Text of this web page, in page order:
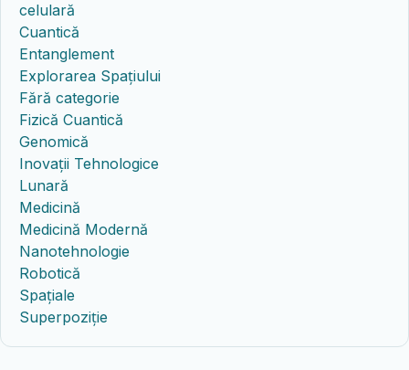
celulară
Cuantică
Entanglement
Explorarea Spațiului
Fără categorie
Fizică Cuantică
Genomică
Inovații Tehnologice
Lunară
Medicină
Medicină Modernă
Nanotehnologie
Robotică
Spațiale
Superpoziție